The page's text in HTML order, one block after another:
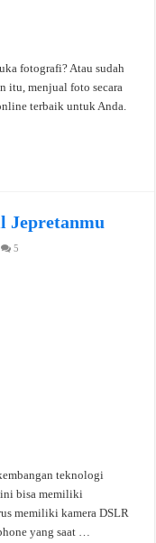
fotografi? Atau sudah
itu, menjual foto secara
terbaik untuk Anda.
Jepretanmu
5
teknologi
bisa memiliki
memiliki kamera DSLR
yang saat …